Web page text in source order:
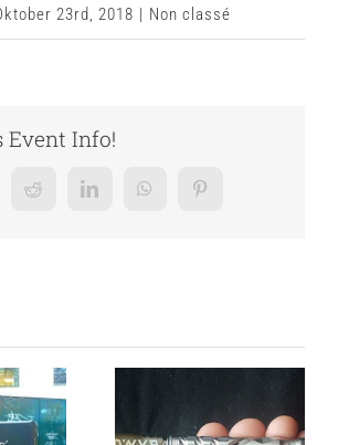
23rd, 2018 | Non classé
Event Info!
Reddit LinkedInWhatsApp